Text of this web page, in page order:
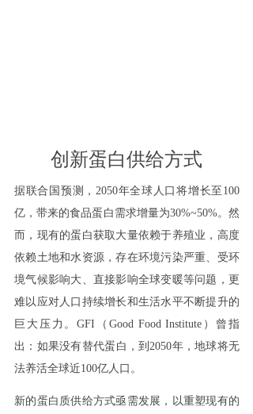
创新蛋白供给方式
据联合国预测，2050年全球人口将增长至100
亿，带来的食品蛋白需求增量为30%~50%。然
而，现有的蛋白获取大量依赖于养殖业，高度
依赖土地和水资源，存在环境污染严重、受环
境气候影响大、直接影响全球变暖等问题，更
难以应对人口持续增长和生活水平不断提升的
巨大压力。GFI（Good Food Institute）曾指
出：如果没有替代蛋白，到2050年，地球将无
法养活全球近100亿人口。
新的蛋白质供给方式亟需发展，以重塑现有的